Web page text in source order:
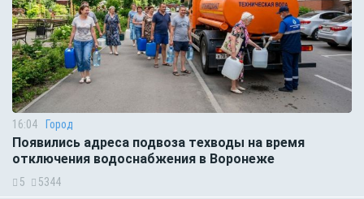
16:04 Город
Появились адреса подвоза техводы на время
отключения водоснабжения в Воронеже
5 5344